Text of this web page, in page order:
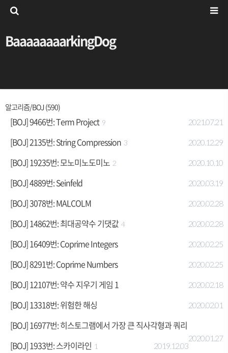
BaaaaaaaarkingDog
알고리즘/BOJ (590)
[BOJ] 9466번: Term Project 9 2021.07.21
[BOJ] 2135번: String Compression 3 2020.12.29
[BOJ] 19235번: 모노미노도미노 2 2020.10.10
[BOJ] 4889번: Seinfeld 2020.03.19
[BOJ] 3078번: MALCOLM 2020.02.28
[BOJ] 14862번: 최대공약수 기댓값 4 2020.02.28
[BOJ] 16409번: Coprime Integers 2020.02.25
[BOJ] 8291번: Coprime Numbers 2020.02.25
[BOJ] 12107번: 약수 지우기 게임 1 2020.02.18
[BOJ] 13318번: 위험한 해싱 2020.02.01
[BOJ] 16977번: 히스토그램에서 가장 큰 직사각형과 쿼리
2020.01.27
[BOJ] 1933번: 스카이라인 1 2019.12.03